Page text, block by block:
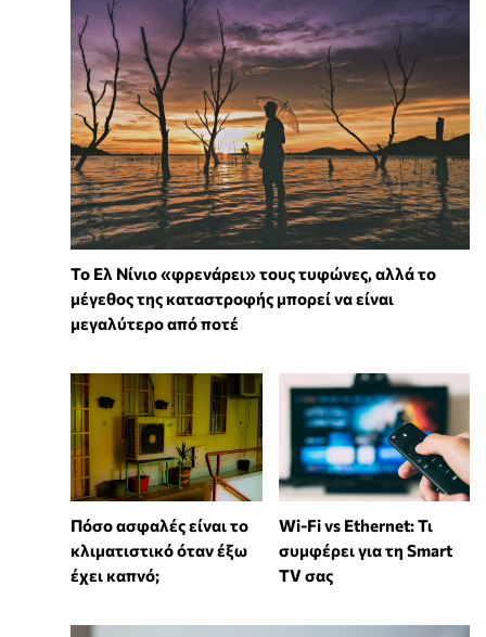
Το Ελ Νίνιο «φρενάρει» τους τυφώνες, αλλά το
μέγεθος της καταστροφής μπορεί να είναι
μεγαλύτερο από ποτέ
Πόσο ασφαλές είναι το
κλιματιστικό όταν έξω
έχει καπνό;
Wi-Fi vs Ethernet: Τι
συμφέρει για τη Smart
TV σας